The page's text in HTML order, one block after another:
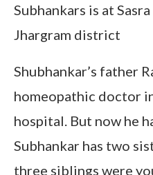
Subhankars is at
Jhargram district
Shubhankar’s father
homeopathic doctor
hospital. But now he
Subhankar has two
three siblings were